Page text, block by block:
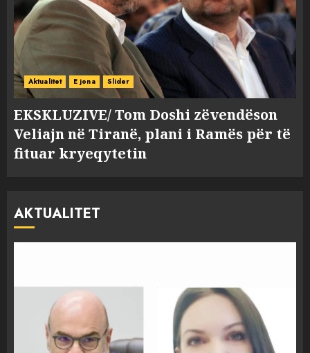
Aktualitet E jona Slider
EKSKLUZIVE/ Tom Doshi zëvendëson
Veliajn në Tiranë, plani i Ramës për të
fituar kryeqytetin
AKTUALITET